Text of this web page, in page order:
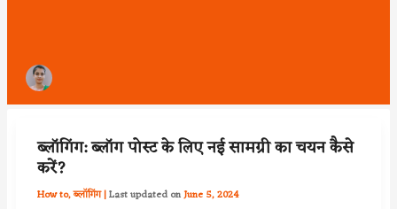
ब्लॉगिंग: ब्लॉग पोस्ट के लिए नई सामग्री का चयन कैसे
करें?
How to,ब्लॉगिंग| June 5, 2024